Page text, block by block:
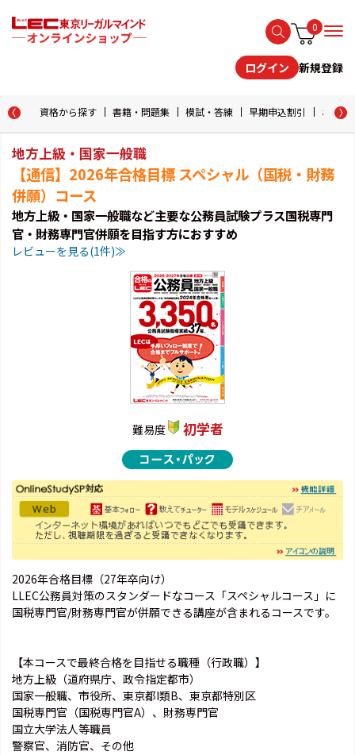
0
ログイン 新規登録
資格から探す 書籍・問題集 模試・答練 早期申込割引 おため
地方上級・国家一般職
【通信】2026年合格目標 スペシャル（国税・財務
併願）コース
地方上級・国家一般職など主要な公務員試験プラス国税専門
官・財務専門官併願を目指す方におすすめ
レビューを見る(1件)≫
難易度 初学者
2026年合格目標（27年卒向け）
LLEC公務員対策のスタンダードなコース「スペシャルコース」に
国税専門官/財務専門官が併願できる講座が含まれるコースです。
【本コースで最終合格を目指せる職種（行政職）】
地方上級（道府県庁、政令指定都市）
国家一般職、市役所、東京都I類B、東京都特別区
国税専門官（国税専門官A）、財務専門官
国立大学法人等職員
警察官、消防官、その他